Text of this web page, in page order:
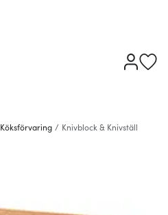
Köksförvaring / Knivblock & Knivställ